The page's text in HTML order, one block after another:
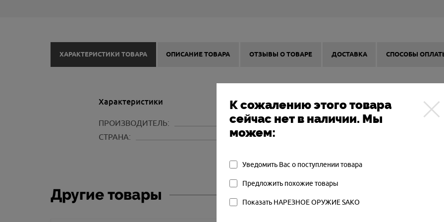
ХАРАКТЕРИСТИКИ ТОВАРА ОПИСАНИЕ ТОВАРА ОТЗЫВЫ О ТОВАРЕ ДОСТАВКА СПОСОБЫ
Характеристики
ПРОИЗВОДИТЕЛЬ: SAKO
СТРАНА:
К сожалению этого товара
сейчас нет в наличии. Мы
можем:
Уведомить Вас о поступлении товара
Предложить похожие товары
Показать НАРЕЗНОЕ ОРУЖИЕ SAKO
Другие товары